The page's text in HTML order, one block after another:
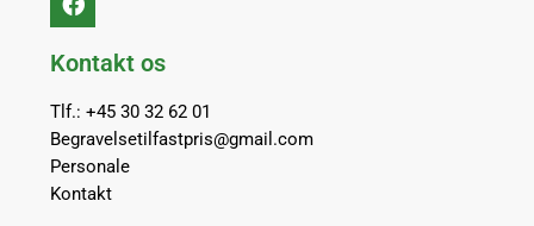
Kontakt os
Tlf.: +45 30 32 62 01
Begravelsetilfastpris@gmail.com
Personale
Kontakt